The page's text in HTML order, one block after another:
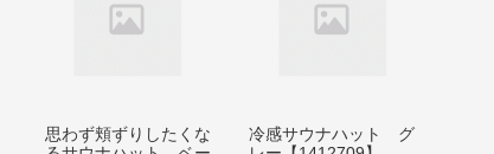
思わず頬ずりしたくな
冷感サウナハット グ